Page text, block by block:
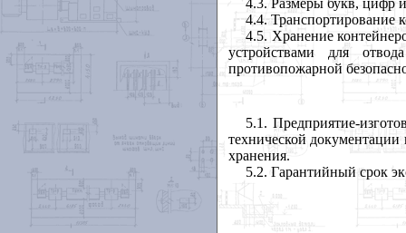
4.3. Размеры букв, цифр
4.4. Транспортирование
4.5. Хранение
устройствами для
противопожарной
5.1. Предприятие-
технической
хранения.
5.2. Гарантийный срок